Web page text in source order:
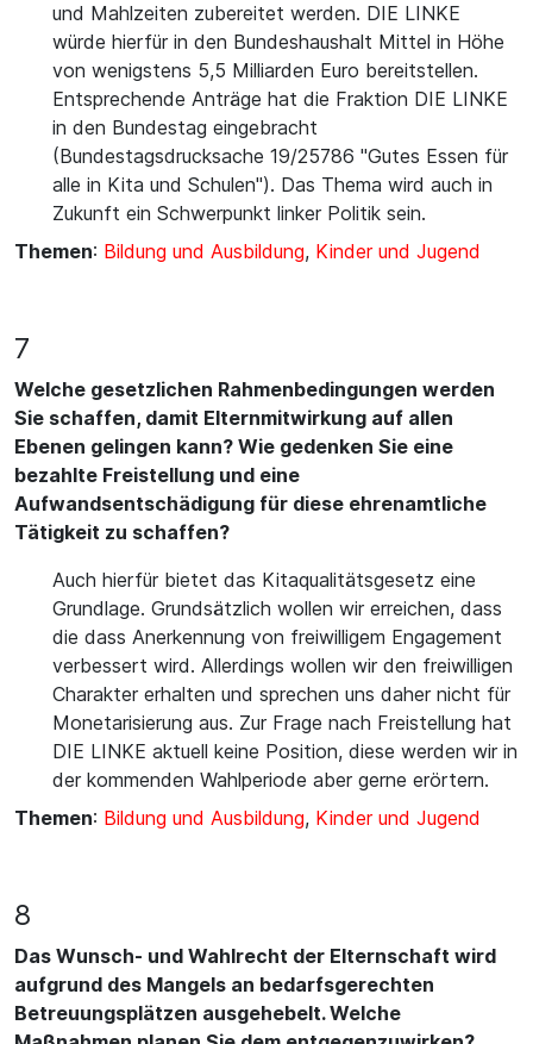
und Mahlzeiten zubereitet werden. DIE LINKE
würde hierfür in den Bundeshaushalt Mittel in Höhe
von wenigstens 5,5 Milliarden Euro bereitstellen.
Entsprechende Anträge hat die Fraktion DIE LINKE
in den Bundestag eingebracht
(Bundestagsdrucksache 19/25786 "Gutes Essen für
alle in Kita und Schulen"). Das Thema wird auch in
Zukunft ein Schwerpunkt linker Politik sein.
Themen: Bildung und Ausbildung, Kinder und Jugend
7
Welche gesetzlichen Rahmenbedingungen werden
Sie schaffen, damit Elternmitwirkung auf allen
Ebenen gelingen kann? Wie gedenken Sie eine
bezahlte Freistellung und eine
Aufwandsentschädigung für diese ehrenamtliche
Tätigkeit zu schaffen?
Auch hierfür bietet das Kitaqualitätsgesetz eine
Grundlage. Grundsätzlich wollen wir erreichen, dass
die dass Anerkennung von freiwilligem Engagement
verbessert wird. Allerdings wollen wir den freiwilligen
Charakter erhalten und sprechen uns daher nicht für
Monetarisierung aus. Zur Frage nach Freistellung hat
DIE LINKE aktuell keine Position, diese werden wir in
der kommenden Wahlperiode aber gerne erörtern.
Themen: Bildung und Ausbildung, Kinder und Jugend
8
Das Wunsch- und Wahlrecht der Elternschaft wird
aufgrund des Mangels an bedarfsgerechten
Betreuungsplätzen ausgehebelt. Welche